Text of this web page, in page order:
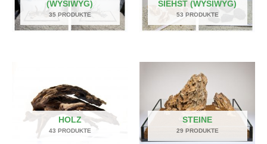
(WYSIWYG)
35 PRODUKTE
SIEHST (WYSIWYG)
53 PRODUKTE
HOLZ
43 PRODUKTE
STEINE
29 PRODUKTE